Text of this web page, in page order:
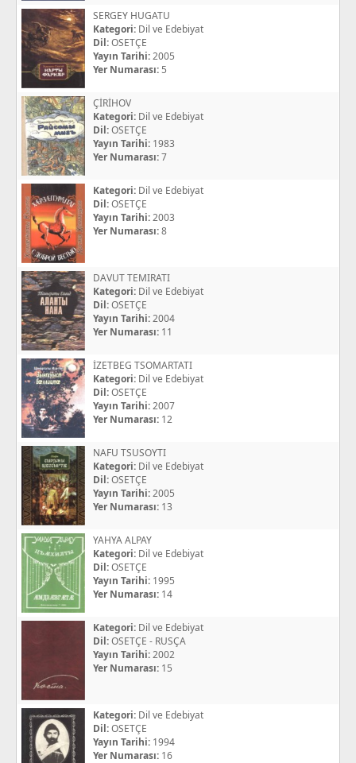
SERGEY HUGATU
Kategori: Dil ve Edebiyat
Dil:OSETÇE
Yayın Tarihi:2005
Yer Numarası: 5
ÇİRİHOV
Kategori: Dil ve Edebiyat
Dil:OSETÇE
Yayın Tarihi: 1983
Yer Numarası:7
Kategori: Dil ve Edebiyat
Dil:OSETÇE
Yayın Tarihi:2003
Yer Numarası:8
DAVUT TEMIRATI
Kategori: Dil ve Edebiyat
Dil:OSETÇE
Yayın Tarihi:2004
Yer Numarası: 11
İZETBEG TSOMARTATI
Kategori: Dil ve Edebiyat
Dil:OSETÇE
Yayın Tarihi:2007
Yer Numarası: 12
NAFU TSUSOYTI
Kategori: Dil ve Edebiyat
Dil:OSETÇE
Yayın Tarihi:2005
Yer Numarası: 13
YAHYA ALPAY
Kategori: Dil ve Edebiyat
Dil:OSETÇE
Yayın Tarihi: 1995
Yer Numarası: 14
Kategori: Dil ve Edebiyat
Dil:OSETÇE - RUSÇA
Yayın Tarihi:2002
Yer Numarası: 15
Kategori: Dil ve Edebiyat
Dil:OSETÇE
Yayın Tarihi: 1994
Yer Numarası: 16